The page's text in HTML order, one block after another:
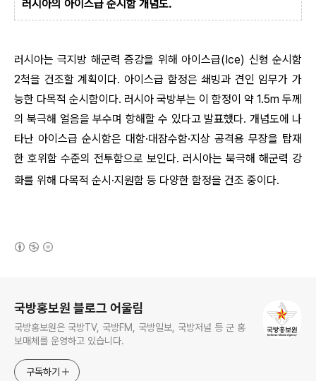
러시아의 아이스급 순시함 개념도.
러시아는 극지방 해군력 증강을 위해 아이스급(Ice) 신형 순시함
2척을 건조할 계획이다. 아이스급 함정은 쇄빙과 견인 임무가 가
능한 다목적 순시함이다. 러시아 국방부는 이 함정이 약 1.5m 두께
의 북극해 얼음을 부수며 항해할 수 있다고 발표했다. 개념도에 나
타난 아이스급 순시함은 대함·대잠수함·지상 공격용 무장을 탑재
한 호위함 수준의 전투함으로 보인다. 러시아는 북극해 해군력 강
화를 위해 다목적 순시·지원함 등 다양한 함정을 건조 중이다.
국방홍보원 블로그 어울림
국방홍보원은 국방TV, 국방FM, 국방일보, 국방저널 등 군 홍
보매체를 운영하고 있습니다.
구독하기